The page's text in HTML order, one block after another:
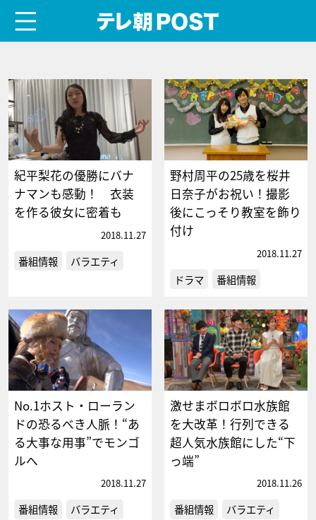
紀平梨花の優勝にバナ
ナマンも感動！ 衣装
を作る彼女に密着も
2018.11.27
番組情報 バラエティ
野村周平の25歳を桜井
日奈子がお祝い！撮影
後にこっそり教室を飾り
付け
2018.11.27
ドラマ 番組情報
No.1ホスト・ローラン
ドの恐るべき人脈！“あ
る大事な用事”でモンゴ
ルへ
2018.11.27
番組情報 バラエティ
激せまボロボロ水族館
を大改革！行列できる
超人気水族館にした“下
っ端”
2018.11.26
番組情報
バラエティ